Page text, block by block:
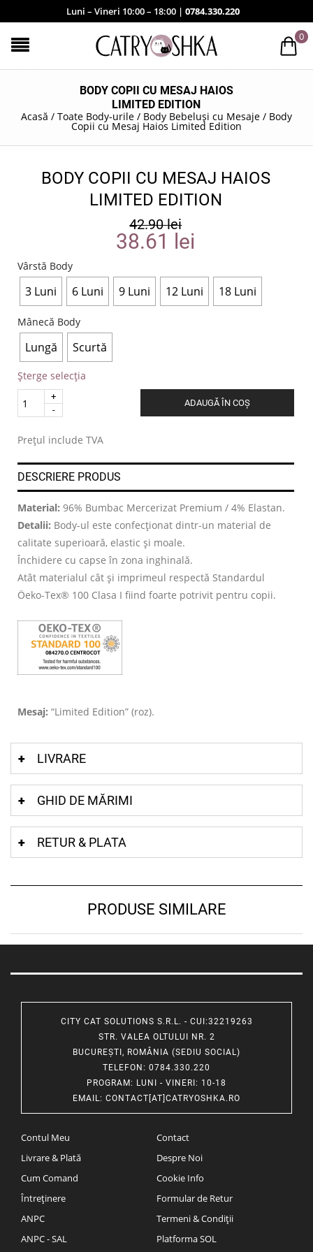
Luni – Vineri 10:00 – 18:00 | 0784.330.220
0
BODY COPII CU MESAJ HAIOS
LIMITED EDITION
Acasă / Toate Body-urile / Body Bebeluși cu Mesaje / Body
Copii cu Mesaj Haios Limited Edition
BODY COPII CU MESAJ HAIOS
LIMITED EDITION
42.90lei
38.61 lei
Vârstă Body
3 Luni 6 Luni 9 Luni 12 Luni 18 Luni
Mânecă Body
Lungă Scurtă
Șterge selecția
Quantity
ADAUGĂ ÎN COȘ
Prețul include TVA
DESCRIERE PRODUS
Material: 96% Bumbac Mercerizat Premium / 4% Elastan.
Detalii: Body-ul este confecționat dintr-un material de
calitate superioară, elastic și moale.
Închidere cu capse în zona inghinală.
Atât materialul cât și imprimeul respectă Standardul
Öeko-Tex® 100 Clasa I fiind foarte potrivit pentru copii.
Mesaj: “Limited Edition” (roz).
LIVRARE
GHID DE MĂRIMI
RETUR & PLATA
PRODUSE SIMILARE
CITY CAT SOLUTIONS S.R.L. - CUI:32219263
STR. VALEA OLTULUI NR. 2
BUCUREȘTI, ROMÂNIA (SEDIU SOCIAL)
TELEFON : 0784.330.220
PROGRAM: LUNI - VINERI: 10-18
EMAIL: CONTACT[AT]CATRYOSHKA.RO
Contul Meu
Livrare & Plată
Cum Comand
Întreținere
ANPC
ANPC - SAL
Contact
Despre Noi
Cookie Info
Formular de Retur
Termeni & Condiții
Platforma SOL